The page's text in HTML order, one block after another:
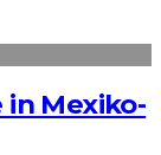
Mexiko-